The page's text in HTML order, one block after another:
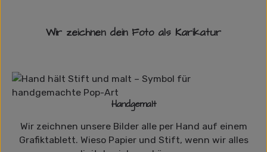
Wir zeichnen dein Foto als Karikatur
Handgemalt
Wir zeichnen unsere Bilder alle per Hand auf einem
Grafiktablett. Wieso Papier und Stift, wenn wir alles